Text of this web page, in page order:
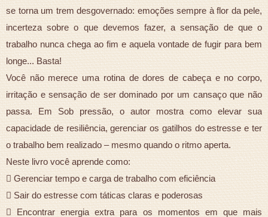
se torna um trem desgovernado: emoções sempre à flor da pele,
incerteza sobre o que devemos fazer, a sensação de que o
trabalho nunca chega ao fim e aquela vontade de fugir para bem
longe... Basta!
Você não merece uma rotina de dores de cabeça e no corpo,
irritação e sensação de ser dominado por um cansaço que não
passa. Em Sob pressão, o autor mostra como elevar sua
capacidade de resiliência, gerenciar os gatilhos do estresse e ter
o trabalho bem realizado – mesmo quando o ritmo aperta.
Neste livro você aprende como:
 Gerenciar tempo e carga de trabalho com eficiência
 Sair do estresse com táticas claras e poderosas
 Encontrar energia extra para os momentos em que mais